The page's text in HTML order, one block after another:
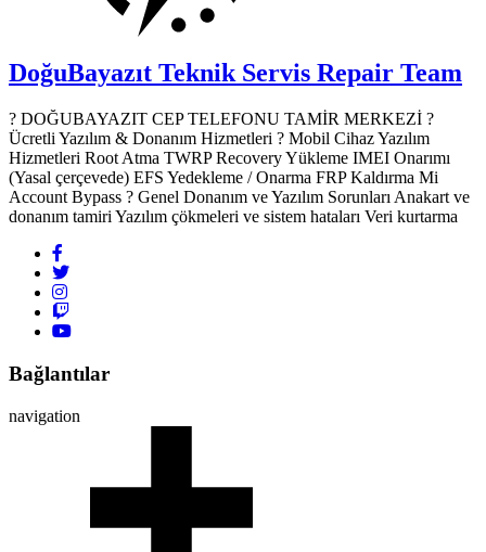
DoğuBayazıt Teknik Servis Repair Team
? DOĞUBAYAZIT CEP TELEFONU TAMİR MERKEZİ ?️
Ücretli Yazılım & Donanım Hizmetleri ? Mobil Cihaz Yazılım
Hizmetleri Root Atma TWRP Recovery Yükleme IMEI Onarımı
(Yasal çerçevede) EFS Yedekleme / Onarma FRP Kaldırma Mi
Account Bypass ? Genel Donanım ve Yazılım Sorunları Anakart ve
donanım tamiri Yazılım çökmeleri ve sistem hataları Veri kurtarma
Bağlantılar
navigation